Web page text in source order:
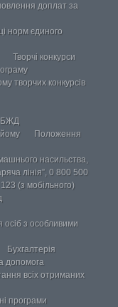
доплат за
норм єдиного
Творчі конкурси
творчих конкурсів
БЖД
Положення
насильства,
лінія”, 0 800 500
(з мобільного)
осіб з особливими
Бухгалтерія
допомога
всіх отриманих
програми